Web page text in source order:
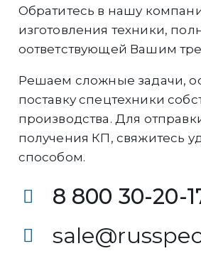
Обратитесь в нашу
изготовления техники,
оответствующей Вашим
Решаем сложные задачи,
поставку спецтехники
производства. Для
получения КП, свяжитесь
способом.
8 800 30-20-